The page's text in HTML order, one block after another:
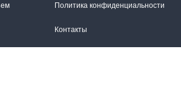
Политика конфиденциальности
Контакты